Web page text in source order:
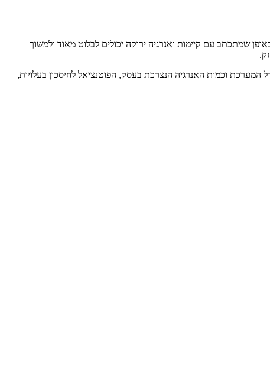
שמתכתב עם קיימות ואנרגיה ירוקה יכולים לבלוט מאוד ולמשוך
המערכת וכמות האנרגיה הנצרכת בעסק, הפוטנציאל לחיסכון בעלויות,